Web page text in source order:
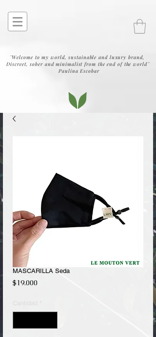
¨Welcome to my world, sustainable and luxury brand,
Discreet, sober and minimalist from the end of the world¨
Paulina Escobar
MASCARILLA Seda
$19.000